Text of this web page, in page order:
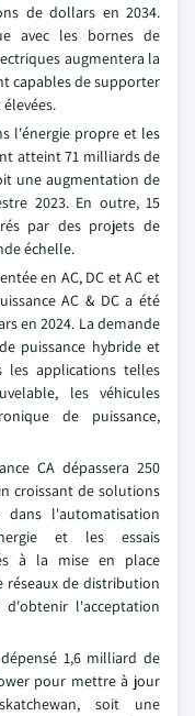
de dollars en 2034.
avec les bornes de
augmentera la
capables de supporter
l'énergie propre et les
atteint 71 milliards de
une augmentation de
2023. En outre, 15
par des projets de
échelle.
en AC, DC et AC et
AC & DC a été
en 2024. La demande
puissance hybride et
les applications telles
les véhicules
de puissance,
CA dépassera 250
croissant de solutions
l'automatisation
et les essais
à la mise en place
réseaux de distribution
l'acceptation
1,6 milliard de
pour mettre à jour
soit une